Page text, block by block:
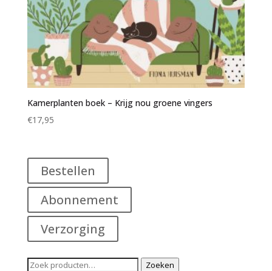
Kamerplanten boek – Krijg nou groene vingers
€17,95
Bestellen
Abonnement
Verzorging
Zoeken
Zoeken